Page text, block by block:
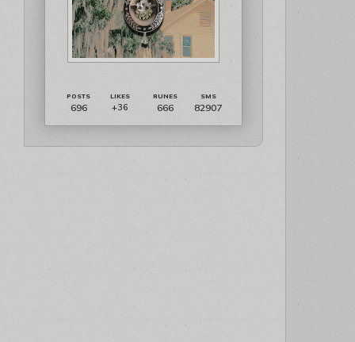
696 +36 666 82907